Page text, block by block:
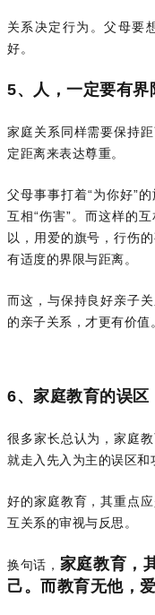
关系决定行为。父母要
好。
5、人，一定要有界
家庭关系同样需要保持
定距离来表达尊重。
父母事事打着“为你好”
互相“伤害”。而这样的
以，用爱的旗号，行伤
有适度的界限与距离。
而这，与保持良好亲子
的亲子关系，才更有价值
6、家庭教育的误区
很多家长总认为，家庭
就走入先入为主的误区和
好的家庭教育，其重点
互关系的审视与反思。
换句话， 家庭教育，
己。而教育无他，